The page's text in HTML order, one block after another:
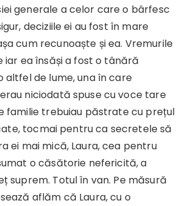
generale a celor care o bârfesc
deciziile ei au fost în mare
cum recunoaște și ea. Vremurile
iar ea însăși a fost o tânără
de lume, una în care
niciodată spuse cu voce tare
familie trebuiau păstrate cu prețul
tocmai pentru ca secretele să
ei mai mică, Laura, cea pentru
o căsătorie nefericită, a
suprem. Totul în van. Pe măsură
aflăm că Laura, cu o